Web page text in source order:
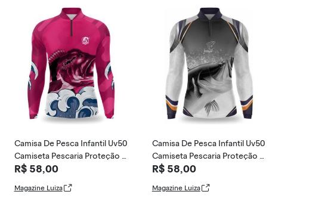
Camisa De Pesca Infantil Uv50
Camiseta Pescaria Proteção U
v - Duart Fi
R$ 58,00
Magazine Luiza
Camisa De Pesca Infantil Uv50
Camiseta Pescaria Proteção U
v - Duart Fi
R$ 58,00
Magazine Luiza